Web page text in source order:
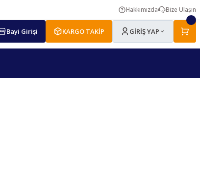
Hakkımızda Bize Ulaşın
Bayi Girişi KARGO TAKİP GİRİŞ YAP